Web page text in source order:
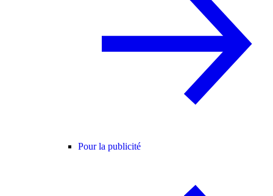
Pour la publicité